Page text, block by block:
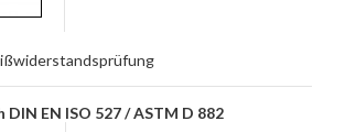
DIN EN ISO 527 / ASTM D 882